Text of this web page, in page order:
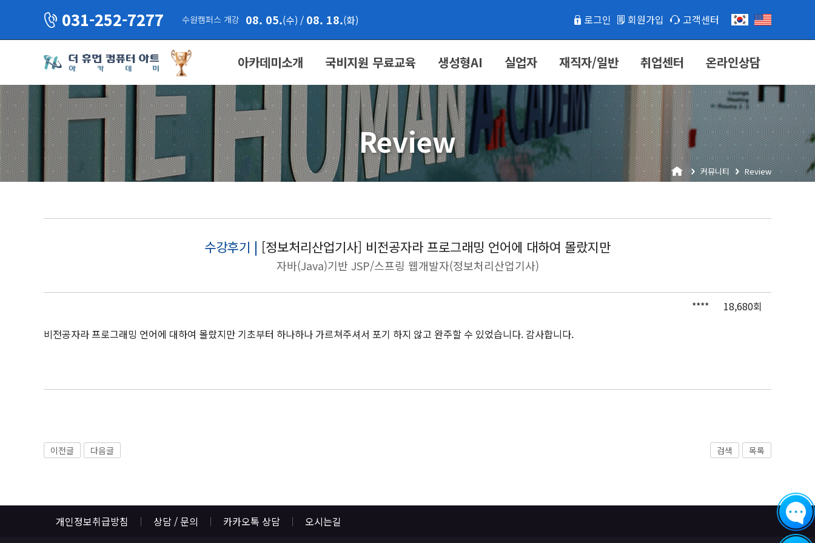
031-252-7277 수원캠퍼스 개강 08. 05.(수) / 08. 18.(화) 로그인 회원가입 고객센터
아카데미소개 국비지원 무료교육 생성형AI 실업자 재직자/일반 취업센터 온라인상담
Review
커뮤니티 Review
수강후기 | [정보처리산업기사] 비전공자라 프로그래밍 언어에 대하여 몰랐지만
자바(Java)기반 JSP/스프링 웹개발자(정보처리산업기사)
****
18,680회
비전공자라 프로그래밍 언어에 대하여 몰랐지만 기초부터 하나하나 가르쳐주셔서 포기 하지 않고 완주할 수 있었습니다. 감사합니다.
이전글 다음글 검색 목록
개인정보취급방침 상담 / 문의 카카오톡 상담 오시는길